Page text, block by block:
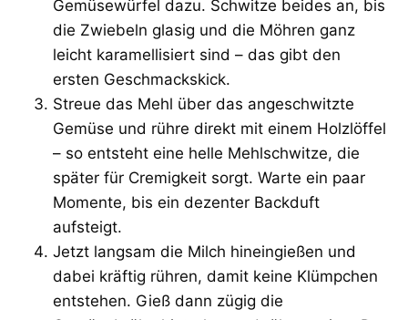
Gemüsewürfel dazu. Schwitze beides an, bis
die Zwiebeln glasig und die Möhren ganz
leicht karamellisiert sind – das gibt den
ersten Geschmackskick.
Streue das Mehl über das angeschwitzte
Gemüse und rühre direkt mit einem Holzlöffel
– so entsteht eine helle Mehlschwitze, die
später für Cremigkeit sorgt. Warte ein paar
Momente, bis ein dezenter Backduft
aufsteigt.
Jetzt langsam die Milch hineingießen und
dabei kräftig rühren, damit keine Klümpchen
entstehen. Gieß dann zügig die